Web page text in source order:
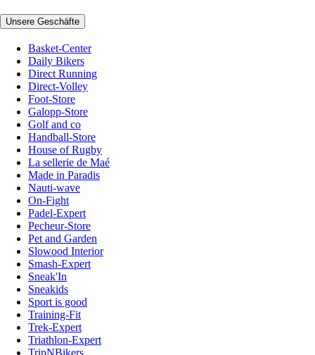
Unsere Geschäfte
Basket-Center
Daily Bikers
Direct Running
Direct-Volley
Foot-Store
Galopp-Store
Golf and co
Handball-Store
House of Rugby
La sellerie de Maé
Made in Paradis
Nauti-wave
On-Fight
Padel-Expert
Pecheur-Store
Pet and Garden
Slowood Interior
Smash-Expert
Sneak'In
Sneakids
Sport is good
Training-Fit
Trek-Expert
Triathlon-Expert